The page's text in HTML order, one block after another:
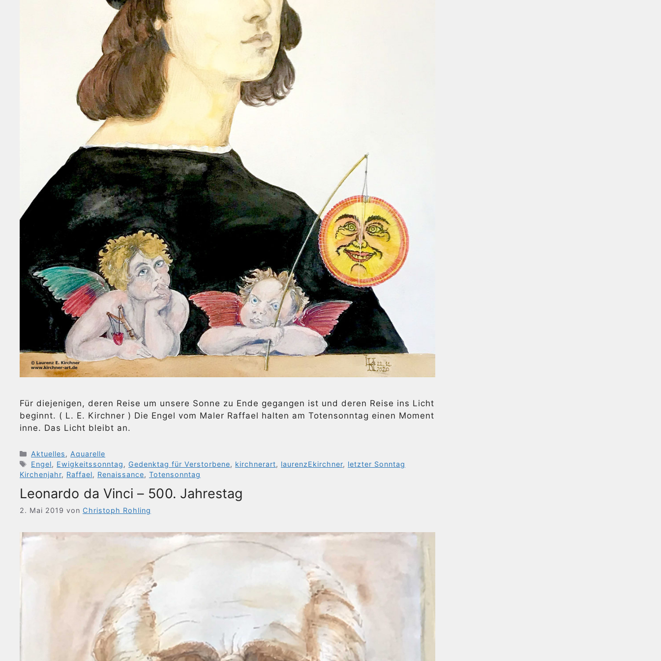
Für diejenigen, deren Reise um unsere Sonne zu Ende gegangen ist und deren Reise ins Licht
beginnt. ( L. E. Kirchner ) Die Engel vom Maler Raffael halten am Totensonntag einen Moment
inne. Das Licht bleibt an.
Kategorien
Aktuelles, Aquarelle
Schlagwörter
Engel, Ewigkeitssonntag, Gedenktag für Verstorbene, kirchnerart, laurenzEkirchner, letzter Sonntag
Kirchenjahr, Raffael, Renaissance, Totensonntag
Leonardo da Vinci – 500. Jahrestag
2. Mai 2019 von Christoph Rohling